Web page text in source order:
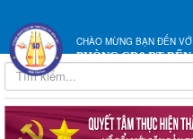
CHÀO MỪNG BẠN ĐẾN
PHÒNG GD&ĐT